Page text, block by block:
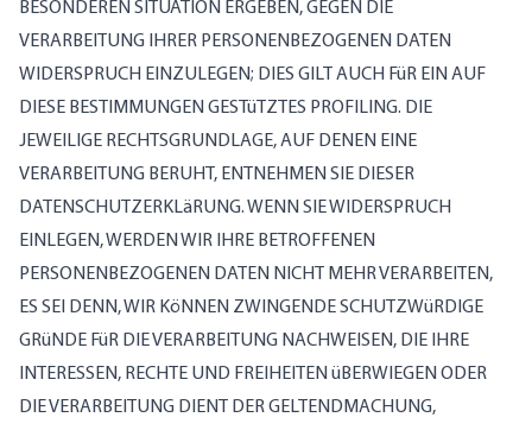
BESONDEREN SITUATION ERGEBEN, GEGEN DIE
VERARBEITUNG IHRER PERSONENBEZOGENEN DATEN
WIDERSPRUCH EINZULEGEN; DIES GILT AUCH FüR EIN AUF
DIESE BESTIMMUNGEN GESTüTZTES PROFILING. DIE
JEWEILIGE RECHTSGRUNDLAGE, AUF DENEN EINE
VERARBEITUNG BERUHT, ENTNEHMEN SIE DIESER
DATENSCHUTZERKLäRUNG. WENN SIE WIDERSPRUCH
EINLEGEN, WERDEN WIR IHRE BETROFFENEN
PERSONENBEZOGENEN DATEN NICHT MEHR VERARBEITEN,
ES SEI DENN, WIR KöNNEN ZWINGENDE SCHUTZWüRDIGE
GRüNDE FüR DIE VERARBEITUNG NACHWEISEN, DIE IHRE
INTERESSEN, RECHTE UND FREIHEITEN üBERWIEGEN ODER
DIE VERARBEITUNG DIENT DER GELTENDMACHUNG,